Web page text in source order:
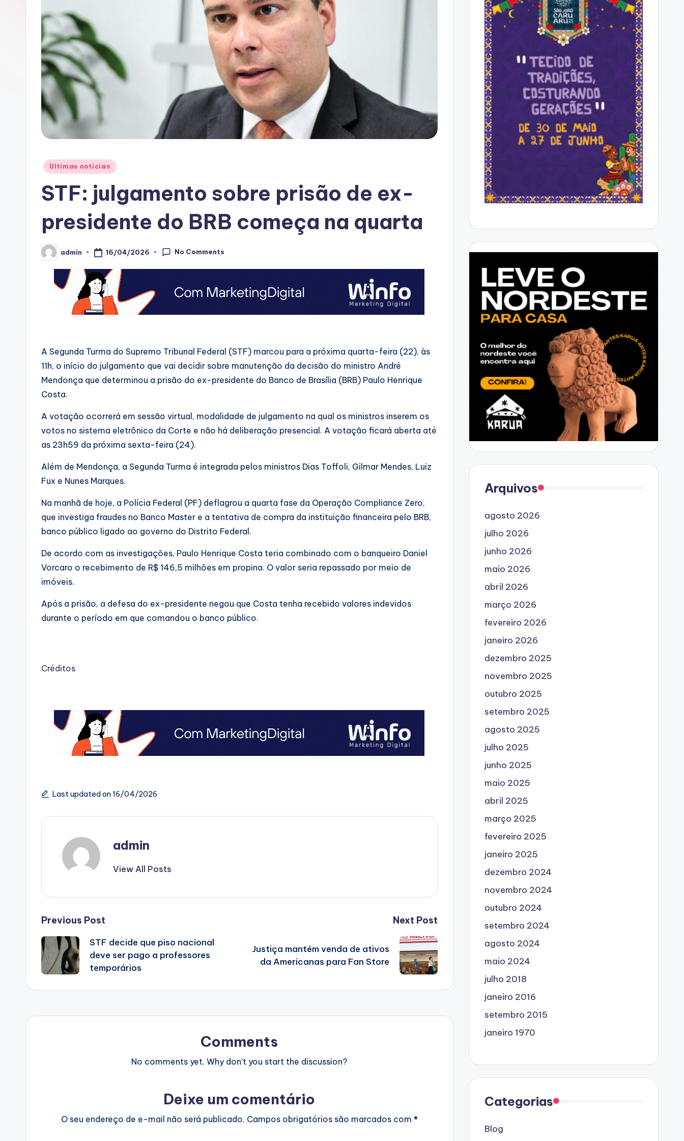
A
C
Posted
Ultimas noticias
STF: julgamento sobre prisão de ex-
presidente do BRB começa na quarta
Posted
by
admin 16/04/2026 No Comments
A Segunda Turma do Supremo Tribunal Federal (STF) marcou para a próxima quarta-feira (22), às
11h, o início do julgamento que vai decidir sobre manutenção da decisão do ministro André
Mendonça que determinou a prisão do ex-presidente do Banco de Brasília (BRB) Paulo Henrique
Costa.
A votação ocorrerá em sessão virtual, modalidade de julgamento na qual os ministros inserem os
votos no sistema eletrônico da Corte e não há deliberação presencial. A votação ficará aberta até
as 23h59 da próxima sexta-feira (24).
Além de Mendonça, a Segunda Turma é integrada pelos ministros Dias Toffoli, Gilmar Mendes, Luiz
Fux e Nunes Marques.
Na manhã de hoje, a Polícia Federal (PF) deflagrou a quarta fase da Operação Compliance Zero,
que investiga fraudes no Banco Master e a tentativa de compra da instituição financeira pelo BRB,
banco público ligado ao governo do Distrito Federal.
De acordo com as investigações, Paulo Henrique Costa teria combinado com o banqueiro Daniel
Vorcaro o recebimento de R$ 146,5 milhões em propina. O valor seria repassado por meio de
imóveis.
Após a prisão, a defesa do ex-presidente negou que Costa tenha recebido valores indevidos
durante o período em que comandou o banco público.
Créditos
Last updated on 16/04/2026
admin
View All Posts
Post
navigation
Previous Post
STF decide que piso nacional
deve ser pago a professores
temporários
Next Post
Justiça mantém venda de ativos
da Americanas para Fan Store
Comments
No comments yet. Why don’t you start the discussion?
Deixe um comentário
O seu endereço de e-mail não será publicado. Campos obrigatórios são marcados com *
Arquivos
agosto 2026
julho 2026
junho 2026
maio 2026
abril 2026
março 2026
fevereiro 2026
janeiro 2026
dezembro 2025
novembro 2025
outubro 2025
setembro 2025
agosto 2025
julho 2025
junho 2025
maio 2025
abril 2025
março 2025
fevereiro 2025
janeiro 2025
dezembro 2024
novembro 2024
outubro 2024
setembro 2024
agosto 2024
maio 2024
julho 2018
janeiro 2016
setembro 2015
janeiro 1970
Categorias
Blog